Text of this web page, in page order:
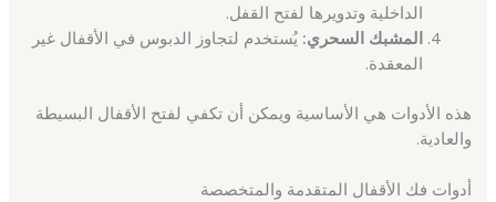
الداخلية وتدويرها لفتح القفل.
المشبك السحري: يُستخدم لتجاوز الدبوس في الأقفال غير
المعقدة.
هذه الأدوات هي الأساسية ويمكن أن تكفي لفتح الأقفال البسيطة
والعادية.
أدوات فك الأقفال المتقدمة والمتخصصة